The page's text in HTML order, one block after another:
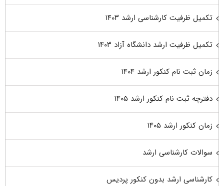
تکمیل ظرفیت کارشناسی ارشد ۱۴۰۳
تکمیل ظرفیت ارشد دانشگاه آزاد ۱۴۰۳
زمان ثبت نام کنکور ارشد ۱۴۰۴
دفترچه ثبت نام کنکور ارشد ۱۴۰۵
زمان کنکور ارشد ۱۴۰۵
سوالات کارشناسی ارشد
کارشناسی ارشد بدون کنکور پردیس